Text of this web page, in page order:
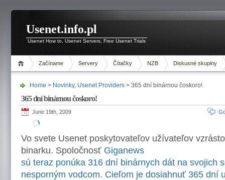
Usenet.info.pl
Usenet How to, Usenet Servers, Free Usenet Trials
Začíname Servery Čítačky NZB Diskusné skupiny
Home > Novinky, Usenet Providers > 365 dní binárnou čoskoro!
365 dní binárnou čoskoro!
June 19th, 2009
Vo svete Usenet poskytovateľov užívateľov
binarku. Spoločnosť Giganews
sú teraz ponúka 316 dní binárnych dát na svojich
nesporným vodcom. Cieľom je dosiahnuť 365 dní